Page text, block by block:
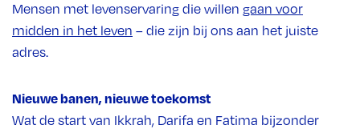
Mensen met levenservaring die willen gaan voor
midden in het leven – die zijn bij ons aan het juiste
adres.
Nieuwe banen, nieuwe toekomst
Wat de start van Ikkrah, Darifa en Fatima bijzonder